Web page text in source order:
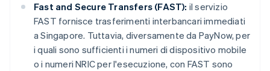
Fast and Secure Transfers (FAST): il servizio
FAST fornisce trasferimenti interbancari immediati
a Singapore. Tuttavia, diversamente da PayNow, per
i quali sono sufficienti i numeri di dispositivo mobile
o i numeri NRIC per l'esecuzione, con FAST sono